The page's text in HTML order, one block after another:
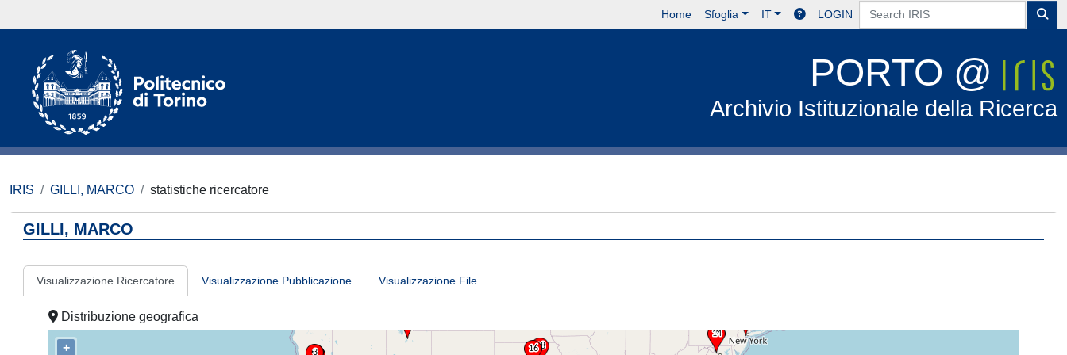
Home Sfoglia IT LOGIN
PORTO @
Archivio Istituzionale della Ricerca
IRIS GILLI, MARCO statistiche ricercatore
GILLI, MARCO
Visualizzazione Ricercatore Visualizzazione Pubblicazione Visualizzazione File
Distribuzione geografica
+